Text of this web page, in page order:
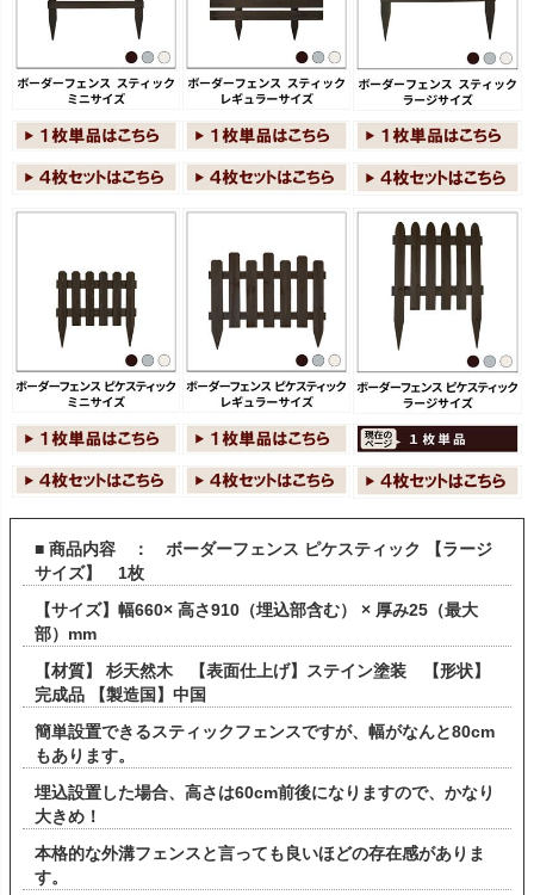
■ 商品内容 ： ボーダーフェンス ピケスティック 【ラージ
サイズ】 1枚
【サイズ】幅660× 高さ910（埋込部含む） × 厚み25（最大
部）mm
【材質】 杉天然木 【表面仕上げ】ステイン塗装 【形状】
完成品 【製造国】中国
簡単設置できるスティックフェンスですが、幅がなんと80cm
もあります。
埋込設置した場合、高さは60cm前後になりますので、かなり
大きめ！
本格的な外溝フェンスと言っても良いほどの存在感がありま
す。